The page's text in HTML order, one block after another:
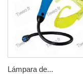
Lámpara de...